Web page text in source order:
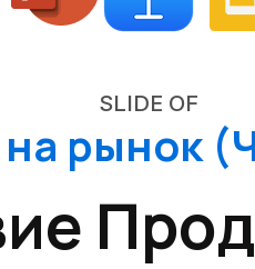
SLIDE OF
рынок